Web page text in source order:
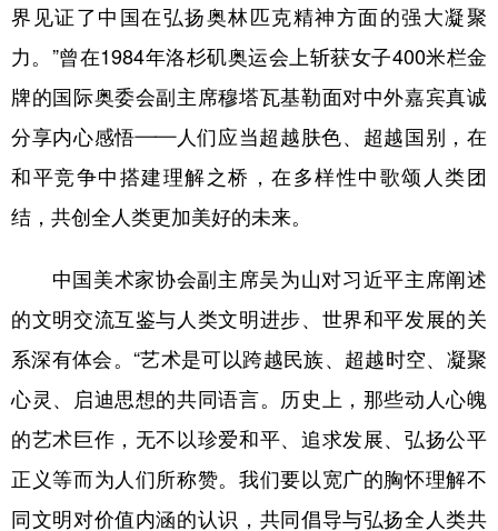
界见证了中国在弘扬奥林匹克精神方面的强大凝聚
力。”曾在1984年洛杉矶奥运会上斩获女子400米栏金
牌的国际奥委会副主席穆塔瓦基勒面对中外嘉宾真诚
分享内心感悟——人们应当超越肤色、超越国别，在
和平竞争中搭建理解之桥，在多样性中歌颂人类团
结，共创全人类更加美好的未来。
中国美术家协会副主席吴为山对习近平主席阐述
的文明交流互鉴与人类文明进步、世界和平发展的关
系深有体会。“艺术是可以跨越民族、超越时空、凝聚
心灵、启迪思想的共同语言。历史上，那些动人心魄
的艺术巨作，无不以珍爱和平、追求发展、弘扬公平
正义等而为人们所称赞。我们要以宽广的胸怀理解不
同文明对价值内涵的认识，共同倡导与弘扬全人类共